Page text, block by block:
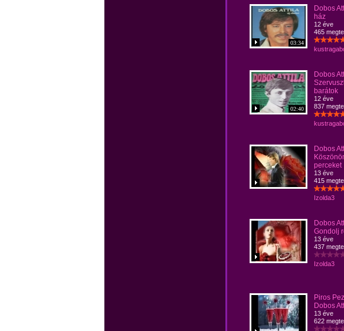
03:34
Dobos
ház
12 éve
465
02:40
Dobos
barátok
12 éve
837
Dobos
perceket
13 éve
415
Izolda3
Dobos
Gondolj
13 éve
437
Izolda3
Piros
Dobos
13 éve
622